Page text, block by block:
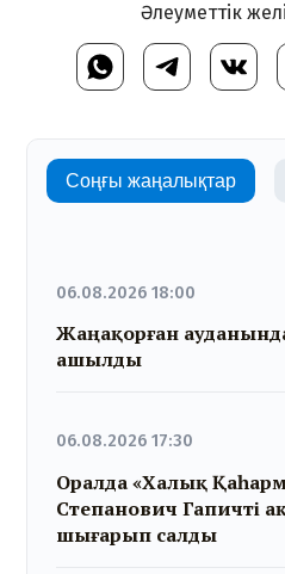
Әлеуметтік
Соңғы жаңалықтар
06.08.2026 18:00
Жаңақорған
ашылды
06.08.2026 17:30
Оралда «Халық
Степанович Гапичті
шығарып салды